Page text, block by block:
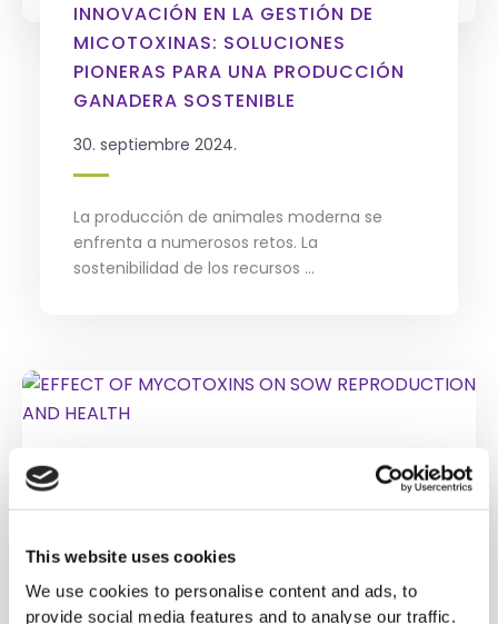
This website uses cookies
We use cookies to personalise content and ads, to
provide social media features and to analyse our traffic.
INNOVACIÓN EN LA GESTIÓN DE
MICOTOXINAS: SOLUCIONES
PIONERAS PARA UNA PRODUCCIÓN
GANADERA SOSTENIBLE
30. septiembre 2024.
La producción de animales moderna se
enfrenta a numerosos retos. La
sostenibilidad de los recursos ...